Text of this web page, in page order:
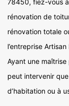
78450, fiez-vous à
rénovation de
rénovation totale
l’entreprise
Ayant une
peut intervenir
d’habitation ou à